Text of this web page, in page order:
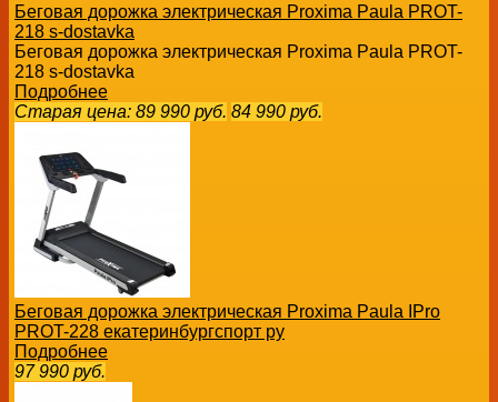
Беговая дорожка электрическая Proxima Paula PROT-
218 s-dostavka
Беговая дорожка электрическая Proxima Paula PROT-
218 s-dostavka
Подробнее
Старая цена: 89 990 руб. 84 990 руб.
Беговая дорожка электрическая Proxima Paula IPro
PROT-228 екатеринбургспорт ру
Подробнее
97 990 руб.